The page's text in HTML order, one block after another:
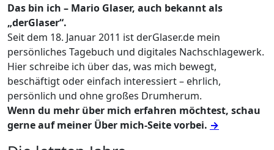
Das bin ich – Mario Glaser, auch bekannt als
„derGlaser“.
Seit dem 18. Januar 2011 ist derGlaser.de mein
persönliches Tagebuch und digitales Nachschlagewerk.
Hier schreibe ich über das, was mich bewegt,
beschäftigt oder einfach interessiert – ehrlich,
persönlich und ohne großes Drumherum.
Wenn du mehr über mich erfahren möchtest, schau
gerne auf meiner Über mich-Seite vorbei. →